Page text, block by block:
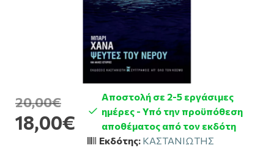
18,00€
20,00€
Αποστολή σε 2-5 εργάσιμες
ημέρες - Υπό την προϋπόθεση
αποθέματος από τον εκδότη
Εκδότης: ΚΑΣΤΑΝΙΩΤΗΣ